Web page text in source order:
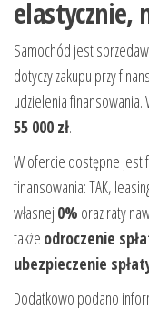
elastycznie,
Samochód jest
dotyczy zakupu przy
udzielenia finansowania.
55 000 zł.
W ofercie dostępne jest
finansowania: TAK,
własnej 0% oraz raty
także odroczenie
ubezpieczenie
Dodatkowo podano